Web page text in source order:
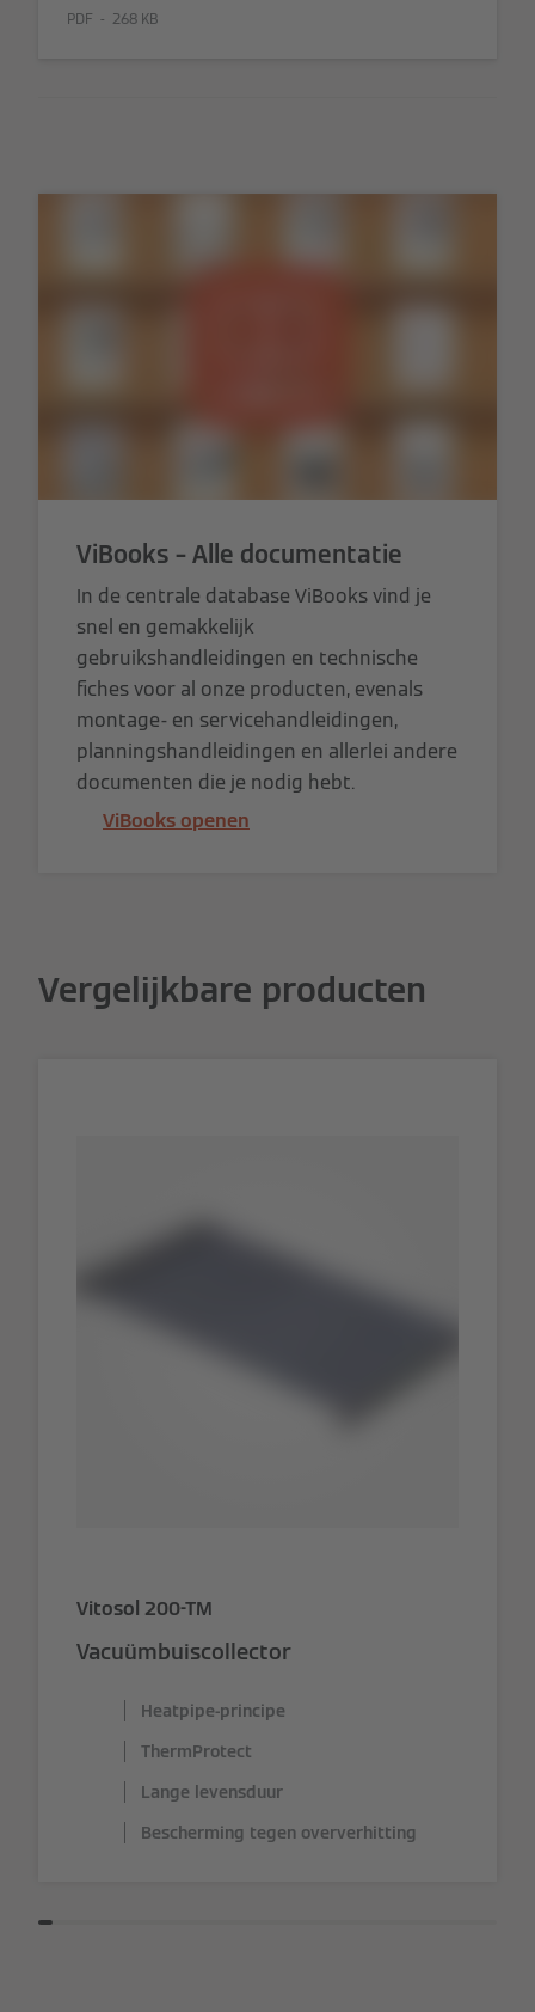
PDF 268 KB
ViBooks – Alle documentatie
In de centrale database ViBooks vind je
snel en gemakkelijk
gebruikshandleidingen en technische
fiches voor al onze producten, evenals
montage- en servicehandleidingen,
planningshandleidingen en allerlei andere
documenten die je nodig hebt.
ViBooks openen
Vergelijkbare producten
Vitosol 200-TM
Vacuümbuiscollector
Heatpipe-principe
ThermProtect
Lange levensduur
Bescherming tegen oververhitting